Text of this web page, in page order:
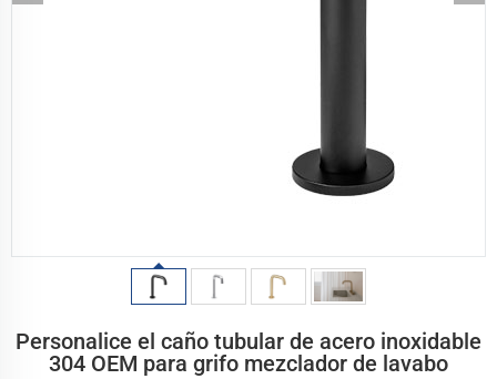
Personalice el caño tubular de acero inoxidable
304 OEM para grifo mezclador de lavabo